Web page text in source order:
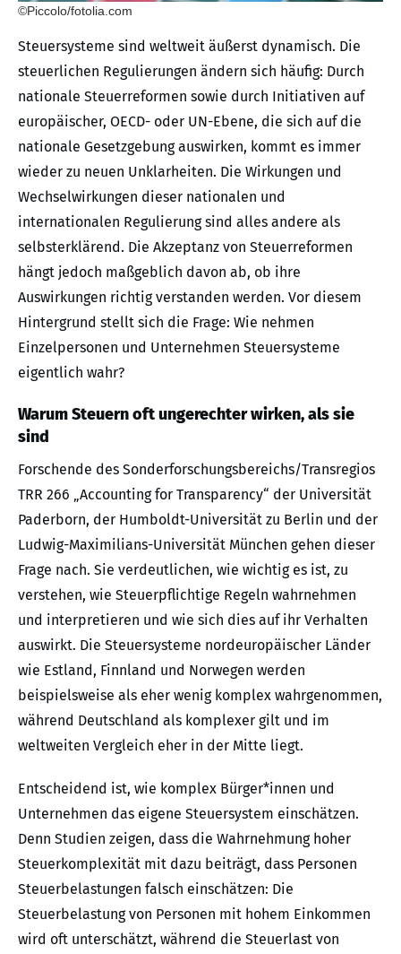
©Piccolo/fotolia.com
Steuersysteme sind weltweit äußerst dynamisch. Die
steuerlichen Regulierungen ändern sich häufig: Durch
nationale Steuerreformen sowie durch Initiativen auf
europäischer, OECD- oder UN-Ebene, die sich auf die
nationale Gesetzgebung auswirken, kommt es immer
wieder zu neuen Unklarheiten. Die Wirkungen und
Wechselwirkungen dieser nationalen und
internationalen Regulierung sind alles andere als
selbsterklärend. Die Akzeptanz von Steuerreformen
hängt jedoch maßgeblich davon ab, ob ihre
Auswirkungen richtig verstanden werden. Vor diesem
Hintergrund stellt sich die Frage: Wie nehmen
Einzelpersonen und Unternehmen Steuersysteme
eigentlich wahr?
Warum Steuern oft ungerechter wirken, als sie
sind
Forschende des Sonderforschungsbereichs/Transregios
TRR 266 „Accounting for Transparency“ der Universität
Paderborn, der Humboldt-Universität zu Berlin und der
Ludwig-Maximilians-Universität München gehen dieser
Frage nach. Sie verdeutlichen, wie wichtig es ist, zu
verstehen, wie Steuerpflichtige Regeln wahrnehmen
und interpretieren und wie sich dies auf ihr Verhalten
auswirkt. Die Steuersysteme nordeuropäischer Länder
wie Estland, Finnland und Norwegen werden
beispielsweise als eher wenig komplex wahrgenommen,
während Deutschland als komplexer gilt und im
weltweiten Vergleich eher in der Mitte liegt.
Entscheidend ist, wie komplex Bürger*innen und
Unternehmen das eigene Steuersystem einschätzen.
Denn Studien zeigen, dass die Wahrnehmung hoher
Steuerkomplexität mit dazu beiträgt, dass Personen
Steuerbelastungen falsch einschätzen: Die
Steuerbelastung von Personen mit hohem Einkommen
wird oft unterschätzt, während die Steuerlast von